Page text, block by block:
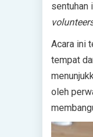
sentuhan
Acara ini
tempat
oleh